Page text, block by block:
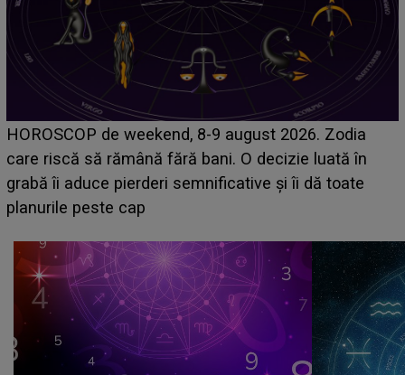
Emanuel a ținut ACEST DETALIU ASCUNS până
acum! În fața Alexandrei, concurentul din Casa Iubirii
face o MĂRTURISIRE NEAȘTEPTATĂ despre mama
sa: "I-am spus și ei în față, eu nu te iubesc pentru